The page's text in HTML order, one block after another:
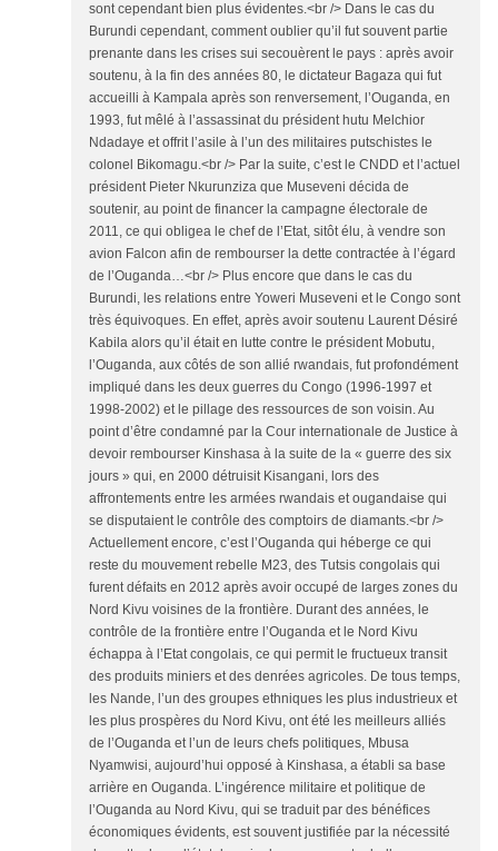
sont cependant bien plus évidentes.<br /> Dans le cas du
Burundi cependant, comment oublier qu’il fut souvent partie
prenante dans les crises sui secouèrent le pays : après avoir
soutenu, à la fin des années 80, le dictateur Bagaza qui fut
accueilli à Kampala après son renversement, l’Ouganda, en
1993, fut mêlé à l’assassinat du président hutu Melchior
Ndadaye et offrit l’asile à l’un des militaires putschistes le
colonel Bikomagu.<br /> Par la suite, c’est le CNDD et l’actuel
président Pieter Nkurunziza que Museveni décida de
soutenir, au point de financer la campagne électorale de
2011, ce qui obligea le chef de l’Etat, sitôt élu, à vendre son
avion Falcon afin de rembourser la dette contractée à l’égard
de l’Ouganda…<br /> Plus encore que dans le cas du
Burundi, les relations entre Yoweri Museveni et le Congo sont
très équivoques. En effet, après avoir soutenu Laurent Désiré
Kabila alors qu’il était en lutte contre le président Mobutu,
l’Ouganda, aux côtés de son allié rwandais, fut profondément
impliqué dans les deux guerres du Congo (1996-1997 et
1998-2002) et le pillage des ressources de son voisin. Au
point d’être condamné par la Cour internationale de Justice à
devoir rembourser Kinshasa à la suite de la « guerre des six
jours » qui, en 2000 détruisit Kisangani, lors des
affrontements entre les armées rwandais et ougandaise qui
se disputaient le contrôle des comptoirs de diamants.<br />
Actuellement encore, c’est l’Ouganda qui héberge ce qui
reste du mouvement rebelle M23, des Tutsis congolais qui
furent défaits en 2012 après avoir occupé de larges zones du
Nord Kivu voisines de la frontière. Durant des années, le
contrôle de la frontière entre l’Ouganda et le Nord Kivu
échappa à l’Etat congolais, ce qui permit le fructueux transit
des produits miniers et des denrées agricoles. De tous temps,
les Nande, l’un des groupes ethniques les plus industrieux et
les plus prospères du Nord Kivu, ont été les meilleurs alliés
de l’Ouganda et l’un de leurs chefs politiques, Mbusa
Nyamwisi, aujourd’hui opposé à Kinshasa, a établi sa base
arrière en Ouganda. L’ingérence militaire et politique de
l’Ouganda au Nord Kivu, qui se traduit par des bénéfices
économiques évidents, est souvent justifiée par la nécessité